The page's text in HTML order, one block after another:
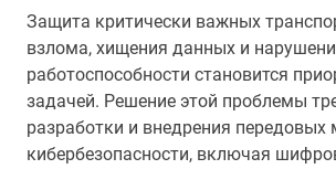
Защита критически важных
взлома, хищения данных и
работоспособности становится
задачей. Решение этой проблемы
разработки и внедрения передовых
кибербезопасности, включая